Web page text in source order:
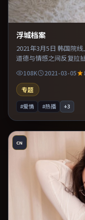
浮城档案
2021年3月5日 韩国院
道德与情感之间反复拉
与推理的观众。整体完
108K 2021-03-05
专题
#爱情 #热播 +3
CN